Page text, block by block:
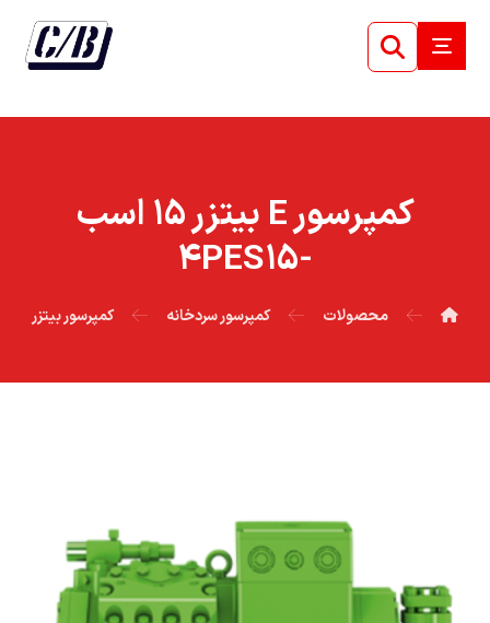
کمپرسور E بيتزر ۱۵ اسب
-۴PES۱۵
محصولات کمپرسور سردخانه کمپرسور بیتزر